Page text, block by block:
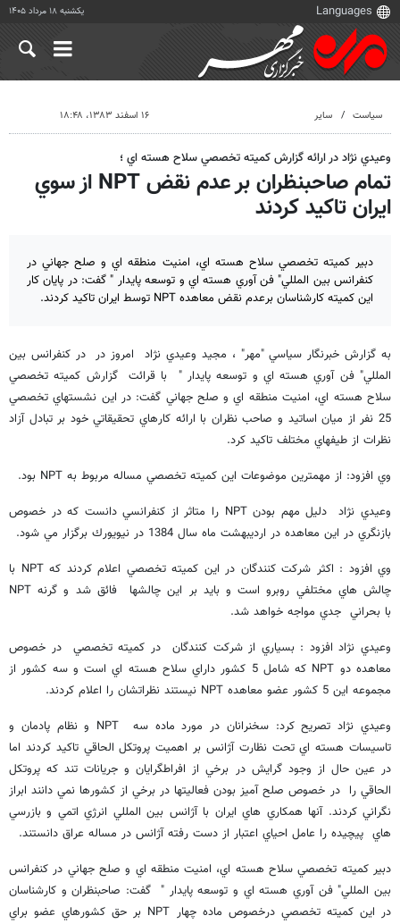
یکشنبه ۱۸ مرداد ۱۴۰۵
سیاست سایر ۱۶ اسفند ۱۳۸۳، ۱۸:۴۸
وعيدي نژاد در ارائه گزارش كميته تخصصي سلاح هسته اي ؛
تمام صاحبنظران بر عدم نقض NPT از سوي
ايران تاكيد كردند
دبير كميته تخصصي سلاح هسته اي، امنيت منطقه اي و صلح جهاني در
كنفرانس بين المللي" فن آوري هسته اي و توسعه پايدار " گفت: در پايان كار
اين كميته كارشناسان برعدم نقض معاهده NPT توسط ايران تاكيد كردند.
به گزارش خبرنگار سياسي "مهر" ، مجيد وعيدي نژاد امروز در در كنفرانس بين
المللي" فن آوري هسته اي و توسعه پايدار " با قرائت گزارش كميته تخصصي
سلاح هسته اي، امنيت منطقه اي و صلح جهاني گفت: در اين نشستهاي تخصصي
25 نفر از ميان اساتيد و صاحب نظران با ارائه كارهاي تحقيقاتي خود بر تبادل آزاد
نظرات از طيفهاي مختلف تاكيد كرد.
وي افزود: از مهمترين موضوعات اين كميته تخصصي مساله مربوط به NPT بود.
وعيدي نژاد دليل مهم بودن NPT را متاثر از كنفرانسي دانست كه در خصوص
بازنگري در اين معاهده در ارديبهشت ماه سال 1384 در نيويورك برگزار مي شود.
وي افزود : اكثر شركت كنندگان در اين كميته تخصصي اعلام كردند كه NPT با
چالش هاي مختلفي روبرو است و بايد بر اين چالشها فائق شد و گرنه NPT
با بحراني جدي مواجه خواهد شد.
وعيدي نژاد افزود : بسياري از شركت كنندگان در كميته تخصصي در خصوص
معاهده دو NPT كه شامل 5 كشور داراي سلاح هسته اي است و سه كشور از
مجموعه اين 5 كشور عضو معاهده NPT نيستند نظراتشان را اعلام كردند.
وعيدي نژاد تصريح كرد: سخنرانان در مورد ماده سه NPT و نظام پادمان و
تاسيسات هسته اي تحت نظارت آژانس بر اهميت پروتكل الحاقي تاكيد كردند اما
در عين حال از وجود گرايش در برخي از افراطگرايان و جريانات تند كه پروتكل
الحاقي را در خصوص صلح آميز بودن فعاليتها در برخي از كشورها نمي دانند ابراز
نگراني كردند. آنها همكاري هاي ايران با آژانس بين المللي انرژي اتمي و بازرسي
هاي پيچيده را عامل احياي اعتبار از دست رفته آژانس در مساله عراق دانستند.
دبير كميته تخصصي سلاح هسته اي، امنيت منطقه اي و صلح جهاني در كنفرانس
بين المللي" فن آوري هسته اي و توسعه پايدار " گفت: صاحبنظران و كارشناسان
در اين كميته تخصصي درخصوص ماده چهار NPT بر حق كشورهاي عضو براي